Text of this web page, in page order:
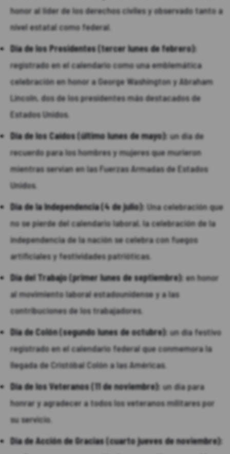
honor al líder de los derechos civiles y observado tanto a
nivel estatal como federal.
Día de los Presidentes (tercer lunes de febrero):
registrado en el calendario como una emblemática
celebración en honor a George Washington y Abraham
Lincoln, dos de los presidentes más destacados de
Estados Unidos.
Día de los Caídos (último lunes de mayo):un día de
recuerdo para los hombres y mujeres que murieron
mientras servían en las Fuerzas Armadas de Estados
Unidos.
Día de la Independencia (4 de julio): Una celebración que
no se pierde del calendario laboral, la celebración de la
independencia de la nación se celebra con fuegos
artificiales y festividades patrióticas.
Día del Trabajo (primer lunes de septiembre):en honor
al movimiento laboral estadounidense y a las
contribuciones de los trabajadores.
Día de Colón (segundo lunes de octubre):un día festivo
registrado en el calendario federal que conmemora la
llegada de Cristóbal Colón a las Américas.
Día de los Veteranos (11 de noviembre):un día para
honrar y agradecer a todos los veteranos militares por
su servicio.
Día de Acción de Gracias (cuarto jueves de noviembre):